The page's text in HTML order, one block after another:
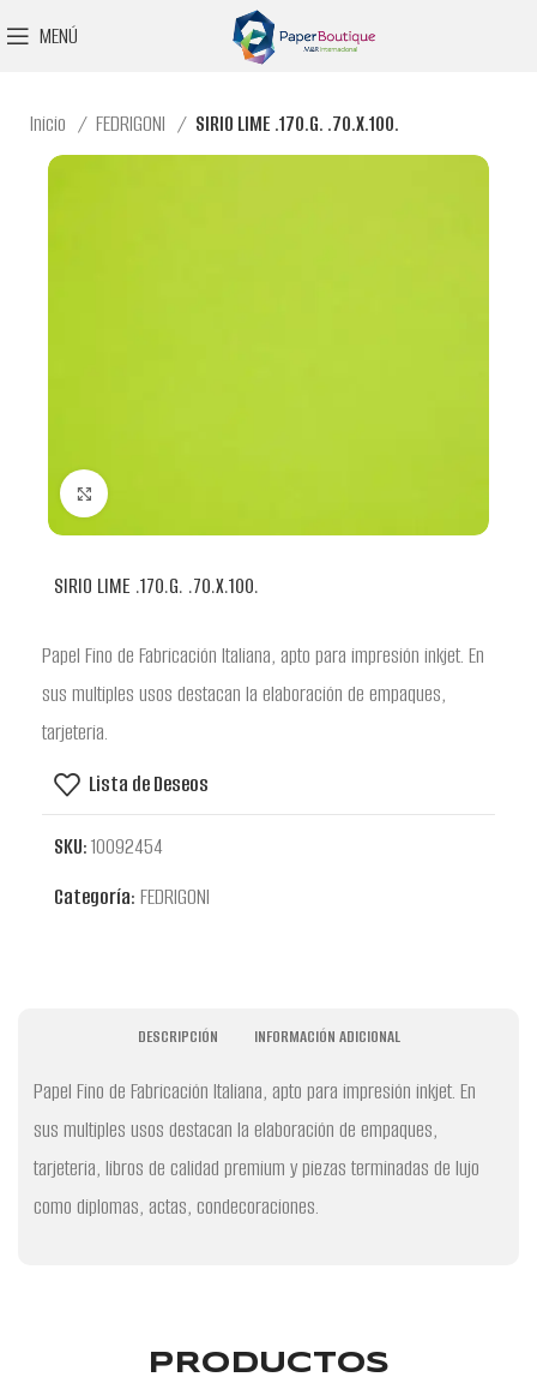
MENÚ
Inicio FEDRIGONI SIRIO LIME .170.G. .70.X.100.
SIRIO LIME .170.G. .70.X.100.
Papel Fino de Fabricación Italiana, apto para impresión inkjet. En
sus multiples usos destacan la elaboración de empaques,
tarjeteria.
Lista de Deseos
SKU:10092454
Categoría: FEDRIGONI
DESCRIPCIÓN INFORMACIÓN ADICIONAL
Papel Fino de Fabricación Italiana, apto para impresión inkjet. En
sus multiples usos destacan la elaboración de empaques,
tarjeteria, libros de calidad premium y piezas terminadas de lujo
como diplomas, actas, condecoraciones.
PRODUCTOS